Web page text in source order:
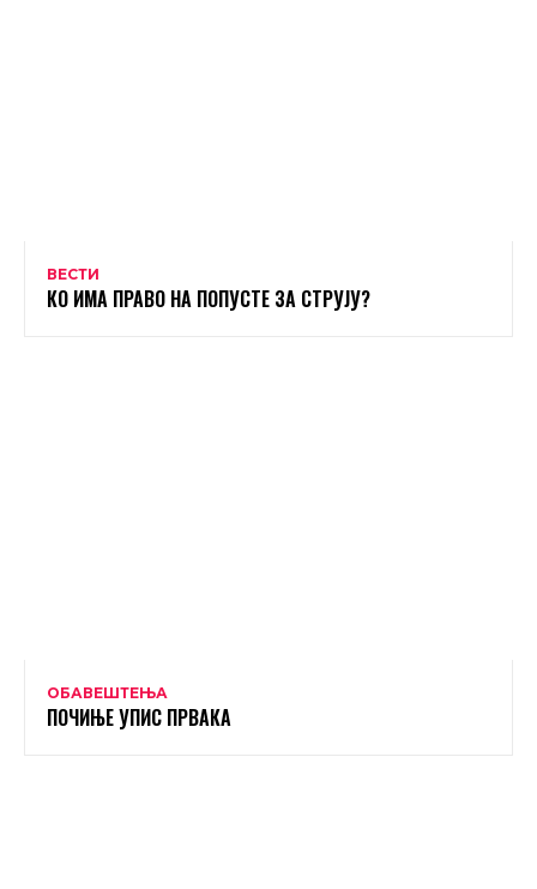
ВЕСТИ
КО ИМА ПРАВО НА ПОПУСТЕ ЗА СТРУЈУ?
ОБАВЕШТЕЊА
ПОЧИЊЕ УПИС ПРВАКА